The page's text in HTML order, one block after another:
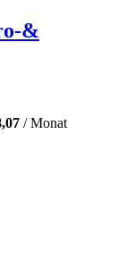
&
/ Monat